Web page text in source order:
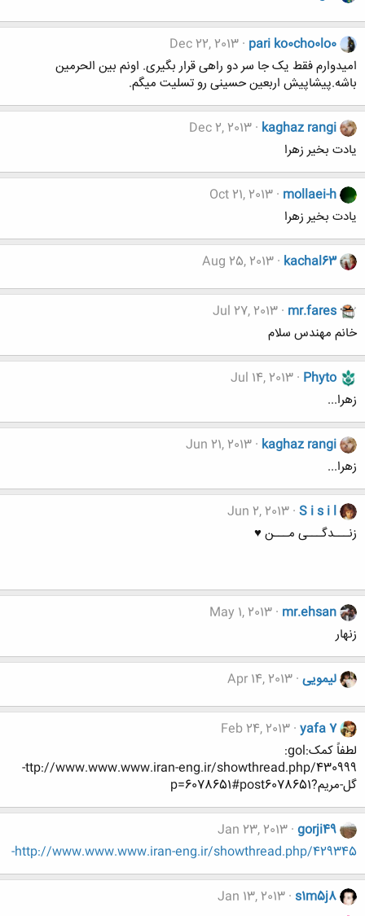
pari ko0cho0lo0
Dec 22, 2013
امیدوارم فقط یک جا سر دو راهی قرار بگیری. اونم بین الحرمین
باشه.پیشاپیش اربعین حسینی رو تسلیت میگم.
kaghaz rangi
Dec 2, 2013
یادت بخیر زهرا
mollaei-h
Oct 21, 2013
یادت بخیر زهرا
kachal63
Aug 25, 2013
mr.fares
Jul 27, 2013
خانم مهندس سلام
Phyto
Jul 14, 2013
زهرا...
kaghaz rangi
Jun 21, 2013
زهرا...
S i s i l
Jun 2, 2013
زنـــدگـــی مـــن ♥
mr.ehsan
May 1, 2013
زنهار
لیمویی Apr 14, 2013
yafa 7
Feb 24, 2013
لطفاً کمک:gol:
ttp://www.www.www.iran-eng.ir/showthread.php/430999-
گل-مريم?p=6078651#post6078651
gorji49
Jan 23, 2013
http://www.www.www.iran-eng.ir/showthread.php/429345-
s1m5j8
Jan 13, 2013